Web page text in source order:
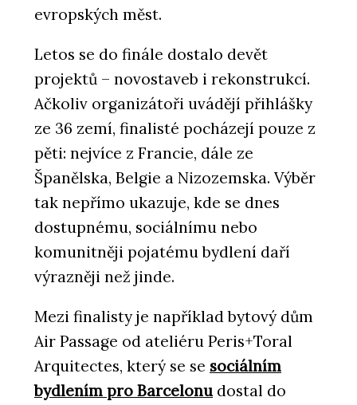
evropských měst.
Letos se do finále dostalo devět
projektů – novostaveb i rekonstrukcí.
Ačkoliv organizátoři uvádějí přihlášky
ze 36 zemí, finalisté pocházejí pouze z
pěti: nejvíce z Francie, dále ze
Španělska, Belgie a Nizozemska. Výběr
tak nepřímo ukazuje, kde se dnes
dostupnému, sociálnímu nebo
komunitněji pojatému bydlení daří
výrazněji než jinde.
Mezi finalisty je například bytový dům
Air Passage od ateliéru Peris+Toral
Arquitectes, který se se sociálním
bydlením pro Barcelonudostal do